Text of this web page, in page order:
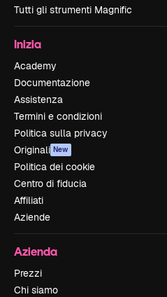
Tutti gli strumenti Magnific
Inizia
Academy
Documentazione
Assistenza
Termini e condizioni
Politica sulla privacy
Originali New
Politica dei cookie
Centro di fiducia
Affiliati
Aziende
Azienda
Prezzi
Chi siamo